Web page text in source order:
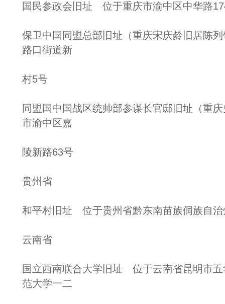
国民参政会旧址 位于重庆市渝中区中华路
保卫中国同盟总部旧址（重庆宋庆龄旧居陈
路口街道新
村5号
同盟国中国战区统帅部参谋长官邸旧址（重
市渝中区嘉
陵新路63号
贵州省
和平村旧址 位于贵州省黔东南苗族侗族自
云南省
国立西南联合大学旧址 位于云南省昆明市
范大学一二